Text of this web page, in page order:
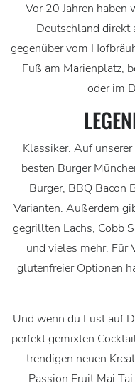
Vor 20 Jahren haben
Deutschland direkt
gegenüber vom
Fuß am Marienplatz,
oder im
Klassiker. Auf
besten Burger
Burger, BBQ Bacon
Varianten. Außerdem
gegrillten Lachs, Cobb
und vieles mehr. Für
glutenfreier Optionen
Und wenn du Lust auf
perfekt gemixten
trendigen neuen
Passion Fruit Mai